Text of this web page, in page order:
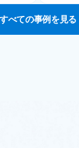
すべての事例を見る